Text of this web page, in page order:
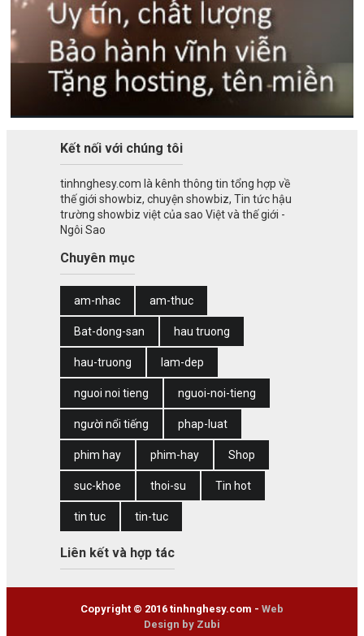
Kết nối với chúng tôi
tinhnghesy.com là kênh thông tin tổng hợp về
thế giới showbiz, chuyện showbiz, Tin tức hậu
trường showbiz việt của sao Việt và thế giới -
Ngôi Sao
Chuyên mục
am-nhac am-thuc
Bat-dong-san hau truong
hau-truong lam-dep
nguoi noi tieng nguoi-noi-tieng
người nổi tiếng phap-luat
phim hay phim-hay Shop
suc-khoe thoi-su Tin hot
tin tuc tin-tuc
Liên kết và hợp tác
Copyright © 2016 tinhnghesy.com - Web
Design by Zubi